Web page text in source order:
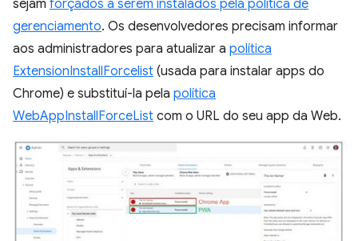
sejam forçados a serem instalados pela política de
gerenciamento. Os desenvolvedores precisam informar
aos administradores para atualizar a política
ExtensionInstallForcelist (usada para instalar apps do
Chrome) e substituí-la pela política
WebAppInstallForceList com o URL do seu app da Web.